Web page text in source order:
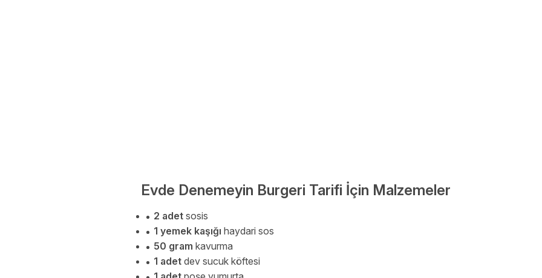
Evde Denemeyin Burgeri Tarifi İçin Malzemeler
2 adet sosis
1 yemek kaşığı haydari sos
50 gram kavurma
1 adet dev sucuk köftesi